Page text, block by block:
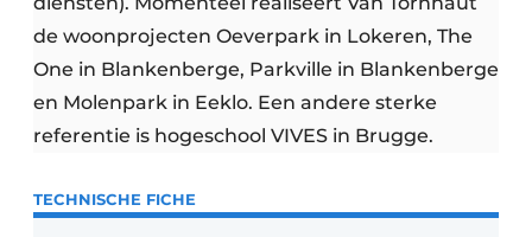
de woonprojecten Oeverpark in Lokeren, The
One in Blankenberge, Parkville in Blankenberge
en Molenpark in Eeklo. Een andere sterke
referentie is hogeschool VIVES in Brugge.
TECHNISCHE FICHE